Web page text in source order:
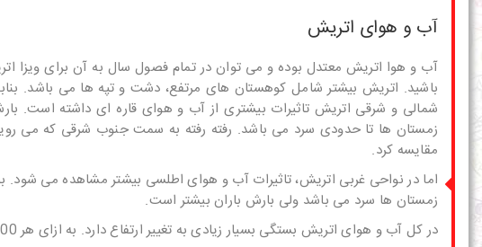
آب و هوای اتریش
آب و هوا اتریش معتدل بوده و می توان در تمام فصول سال به آن برای ویزا
باشید. اتریش بیشتر شامل کوهستان های مرتفع، دشت و تپه ها می باشد.
شمالی و شرقی اتریش تاثیرات بیشتری از آب و هوای قاره ای داشته است.
زمستان ها تا حدودی سرد می باشد. رفته رفته به سمت جنوب شرقی که می
مقایسه کرد.
اما در نواحی غربی اتریش، تاثیرات آب و هوای اطلسی بیشتر مشاهده می
زمستان ها سرد می باشد ولی بارش باران بیشتر است.
در کل آب و هوای اتریش بستگی بسیار زیادی به تغییر ارتفاع دارد. به ازای هر 300 متر ارتفاع هوا 5 درجه سانتیگراد سردتر می شود.